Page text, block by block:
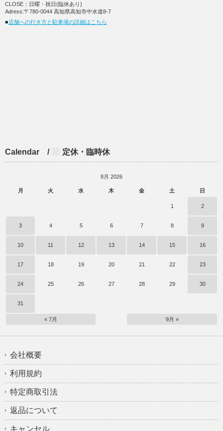
CLOSE：日曜・祝日(臨休あり)
Adress:〒780-0044 高知県高知市中水道8-7
■店舗への行き方と駐車場の詳細はこちら
Calendar / 定休・臨時休
8月 2026
月 火 水 木 金 土 日
1 2
3 4 5 6 7 8 9
10 11 12 13 14 15 16
17 18 19 20 21 22 23
24 25 26 27 28 29 30
31
« 7月 9月 »
会社概要
利用規約
特定商取引法
返品について
キャンセル